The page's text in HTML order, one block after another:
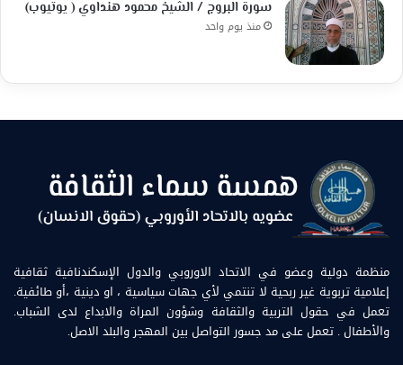
سورة البروج / الشيخ محمود هنداوي ( يوتيوب)
منذ يوم واحد
منظمة دولية وعضو في الاتحاد الاوروبي والدول الإسكندنافية ثقافية
إعلامية تربوية غير ربحية لا تنتمي لأي جهات سياسية ، او دينية ،أو طائفية.
تعمل في حقول التربية والثقافة وشؤون المراة والابداع لدى الشباب.
والأطفال . تعمل على مد جسور التواصل بين المهجر والبلد الاصل.